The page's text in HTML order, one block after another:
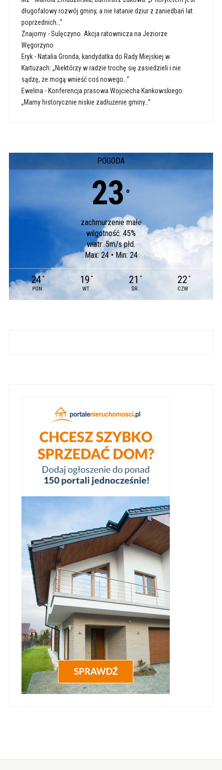
długofalowy rozwój gminy, a nie łatanie dziur z zaniedbań lat
poprzednich…”
Znajomy-Sulęczyno. Akcja ratownicza na Jeziorze
Węgorzyno
Eryk- Natalia Gronda, kandydatka do Rady Miejskiej w
Kartuzach: „Niektórzy w radzie trochę się zasiedzieli i nie
sądzę, że mogą wnieść coś nowego…”
Ewelina - Konferencja prasowa Wojciecha Kankowskiego:
„Mamy historycznie niskie zadłużenie gminy…”
POGODA
23 °
zachmurzenie małe
wilgotność: 45%
wiatr: 5m/s płd.
Max: 24 • Min: 24
24 °
PON
19 °
WT
21 °
ŚR
22 °
CZW